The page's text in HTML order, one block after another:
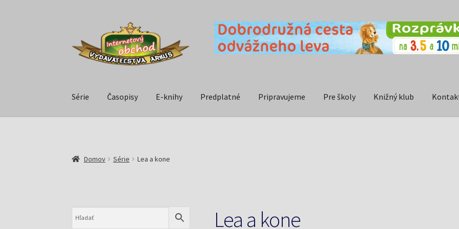
Série Časopisy E-knihy Predplatné Pripravujeme Pre školy Knižný klub
Domov Série Lea a kone
Lea a kone